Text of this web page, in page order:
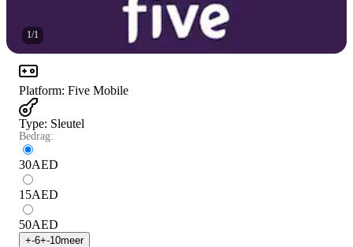
1/1
Platform: Five Mobile
Type: Sleutel
Bedrag:
30AED
15AED
50AED
+-6+-10meer